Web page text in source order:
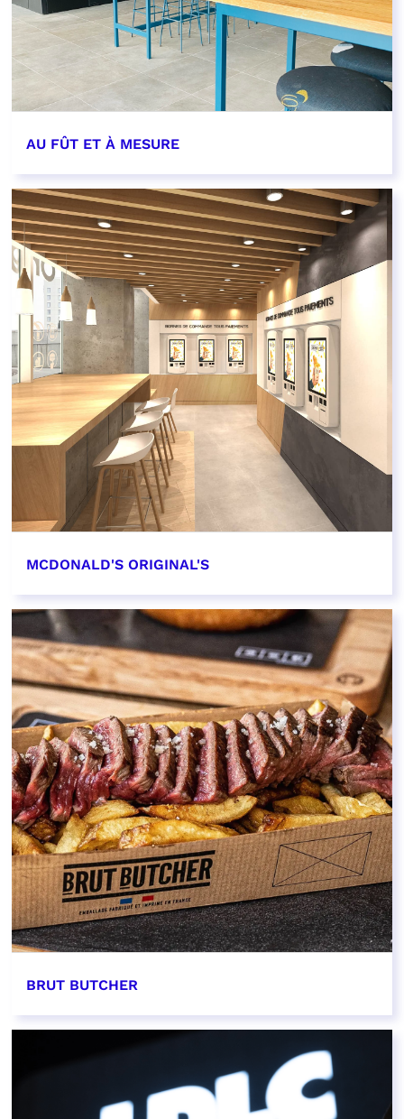
AU FÛT ET À MESURE
EN SAVOIR PLUS
MCDONALD'S ORIGINAL'S
EN SAVOIR PLUS
BRUT BUTCHER